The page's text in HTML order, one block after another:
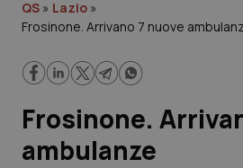
Cronache
Lavoro e Professioni
QS » Lazio »
Frosinone. Arrivano 7 nuove
Frosinone.
ambulanze